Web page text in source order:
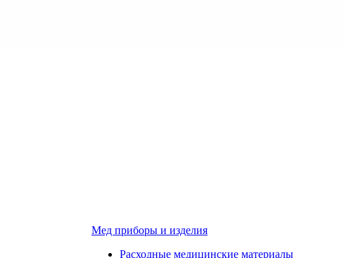
Мед приборы и изделия
Расходные медицинские материалы